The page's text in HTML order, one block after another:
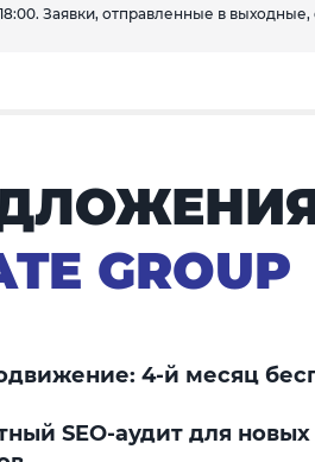
Заявки, отправленные в
GROUP
4-й месяц
SEO-аудит для новых